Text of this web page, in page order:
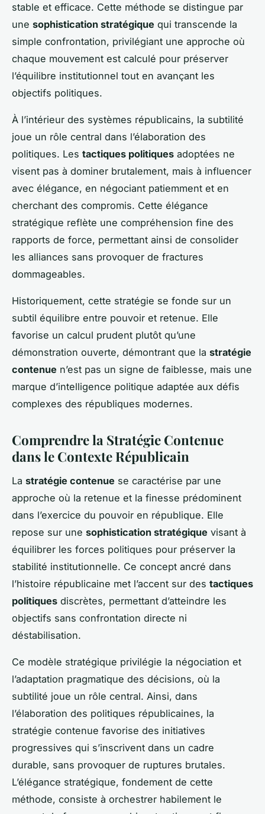
stable et efficace. Cette méthode se distingue par
une sophistication stratégique qui transcende la
simple confrontation, privilégiant une approche où
chaque mouvement est calculé pour préserver
l’équilibre institutionnel tout en avançant les
objectifs politiques.
À l’intérieur des systèmes républicains, la subtilité
joue un rôle central dans l’élaboration des
politiques. Les tactiques politiques adoptées ne
visent pas à dominer brutalement, mais à influencer
avec élégance, en négociant patiemment et en
cherchant des compromis. Cette élégance
stratégique reflète une compréhension fine des
rapports de force, permettant ainsi de consolider
les alliances sans provoquer de fractures
dommageables.
Historiquement, cette stratégie se fonde sur un
subtil équilibre entre pouvoir et retenue. Elle
favorise un calcul prudent plutôt qu’une
démonstration ouverte, démontrant que la stratégie
contenue n’est pas un signe de faiblesse, mais une
marque d’intelligence politique adaptée aux défis
complexes des républiques modernes.
Comprendre la Stratégie Contenue
dans le Contexte Républicain
La stratégie contenue se caractérise par une
approche où la retenue et la finesse prédominent
dans l’exercice du pouvoir en république. Elle
repose sur une sophistication stratégique visant à
équilibrer les forces politiques pour préserver la
stabilité institutionnelle. Ce concept ancré dans
l’histoire républicaine met l’accent sur des tactiques
politiques discrètes, permettant d’atteindre les
objectifs sans confrontation directe ni
déstabilisation.
Ce modèle stratégique privilégie la négociation et
l’adaptation pragmatique des décisions, où la
subtilité joue un rôle central. Ainsi, dans
l’élaboration des politiques républicaines, la
stratégie contenue favorise des initiatives
progressives qui s’inscrivent dans un cadre
durable, sans provoquer de ruptures brutales.
L’élégance stratégique, fondement de cette
méthode, consiste à orchestrer habilement le